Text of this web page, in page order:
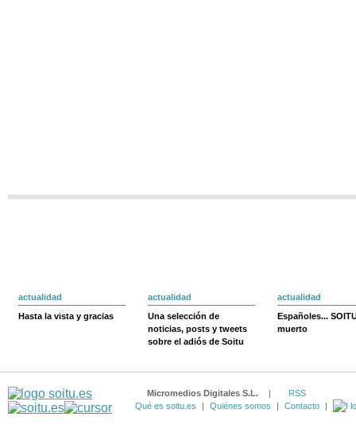
actualidad
Hasta la vista y gracias
actualidad
Una selección de
noticias, posts y tweets
sobre el adiós de Soitu
actualidad
Españoles...
muerto
Micromedios Digitales S.L. |
RSS
Qué es soitu.es
| Quiénes somos | Contacto |